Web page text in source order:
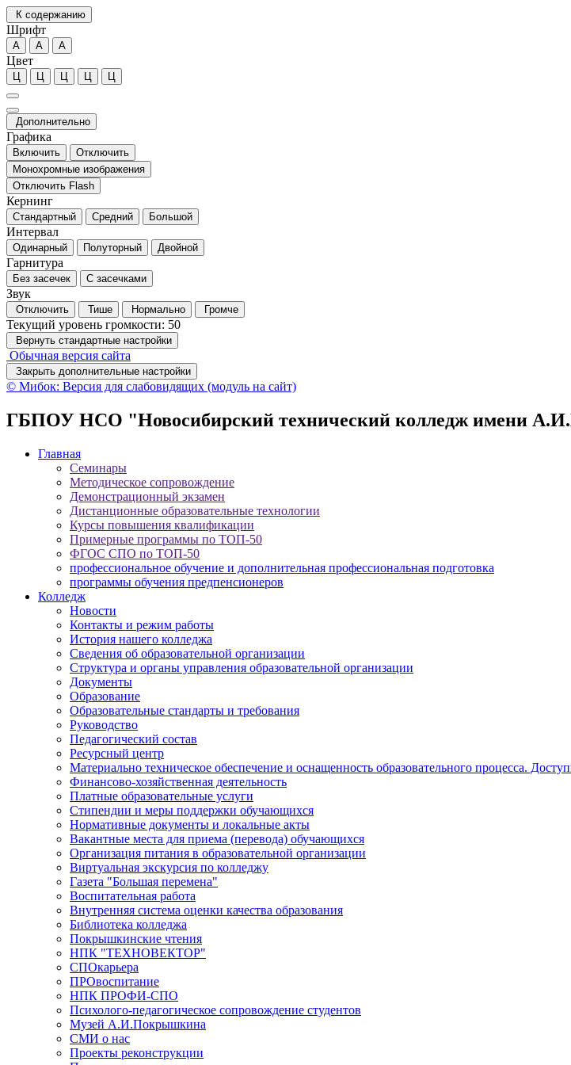
К содержанию
Шрифт
А А А
Цвет
Ц Ц Ц Ц Ц
Дополнительно
Графика
Включить
Отключить
Монохромные изображения
Отключить Flash
Кернинг
Стандартный Средний Большой
Интервал
Одинарный Полуторный Двойной
Гарнитура
Без засечек С засечками
Звук
Отключить Тише Нормально Громче
Текущий уровень громкости: 50
Вернуть стандартные настройки
Обычная версия сайта
Закрыть дополнительные настройки
© Мибок: Версия для слабовидящих (модуль на сайт)
ГБПОУ НСО "Новосибирский технический колледж имени
Главная
Семинары
Методическое сопровождение
Демонстрационный экзамен
Дистанционные образовательные технологии
Курсы повышения квалификации
Примерные программы по ТОП-50
ФГОС СПО по ТОП-50
профессиональное обучение и дополнительная профессиональная подготовка
программы обучения предпенсионеров
Колледж
Новости
Контакты и режим работы
История нашего колледжа
Сведения об образовательной организации
Структура и органы управления образовательной организации
Документы
Образование
Образовательные стандарты и требования
Руководство
Педагогический состав
Ресурсный центр
Материально техническое обеспечение и оснащенность образовательного процесса.
Финансово-хозяйственная деятельность
Платные образовательные услуги
Стипендии и меры поддержки обучающихся
Нормативные документы и локальные акты
Вакантные места для приема (перевода) обучающихся
Организация питания в образовательной организации
Виртуальная экскурсия по колледжу
Газета "Большая перемена"
Воспитательная работа
Внутренняя система оценки качества образования
Библиотека колледжа
Покрышкинские чтения
НПК "ТЕХНОВЕКТОР"
СПОкарьера
ПРОвоспитание
НПК ПРОФИ-СПО
Психолого-педагогическое сопровождение студентов
Музей А.И.Покрышкина
СМИ о нас
Проекты реконструкции